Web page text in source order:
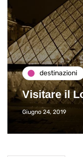
destinazioni
Visitare il
Giugno 24, 2019